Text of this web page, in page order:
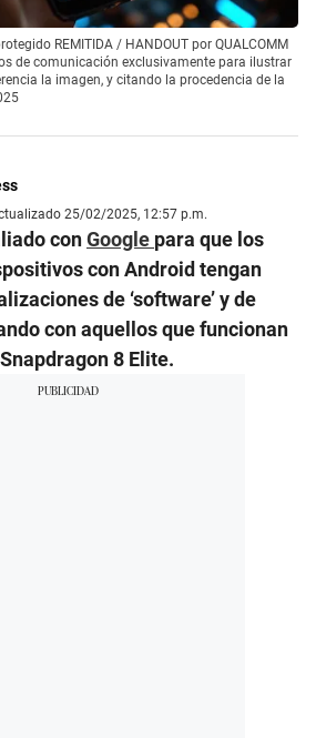
REMITIDA / HANDOUT por QUALCOMM
de comunicación exclusivamente para ilustrar
la imagen, y citando la procedencia de la
25/02/2025, 12:57 p.m.
conGoogle para que los
con Android tengan
de ‘software’ y de
con aquellos que funcionan
8 Elite.